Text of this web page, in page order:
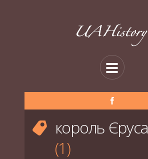
король
1